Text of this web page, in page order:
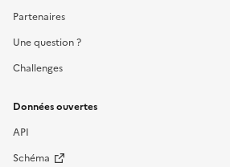
Partenaires
Une question ?
Challenges
Données ouvertes
API
Schéma